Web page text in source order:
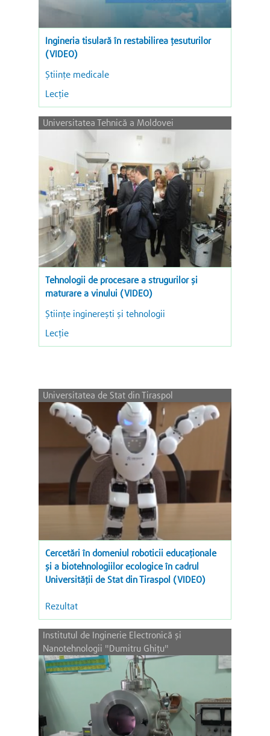
Ingineria tisulară în restabilirea țesuturilor
(VIDEO)
Științe medicale
Lecție
Universitatea Tehnică a Moldovei
Tehnologii de procesare a strugurilor şi
maturare a vinului (VIDEO)
Ştiinţe inginereşti şi tehnologii
Lecție
Universitatea de Stat din Tiraspol
Cercetări în domeniul roboticii educaționale
și a biotehnologiilor ecologice în cadrul
Universității de Stat din Tiraspol (VIDEO)
Rezultat
Institutul de Inginerie Electronică şi
Nanotehnologii "Dumitru Ghiţu"